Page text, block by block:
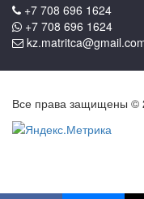
+7 708 696 1624
+7 708 696 1624
Все права защищены ©